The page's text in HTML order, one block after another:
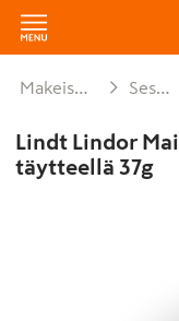
Makeiset ja naposteltavat Sesongit ja lahjat
Lindt Lindor
täytteellä 37g